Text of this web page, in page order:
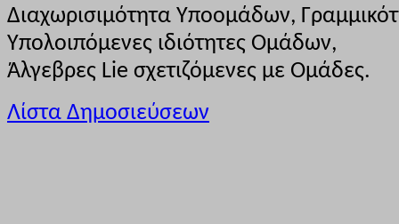
Διαχωρισιμότητα Υποομάδων,
Υπολοιπόμενες ιδιότητες Ομάδων,
Άλγεβρες Lie σχετιζόμενες με Ομάδες.
Λίστα Δημοσιεύσεων